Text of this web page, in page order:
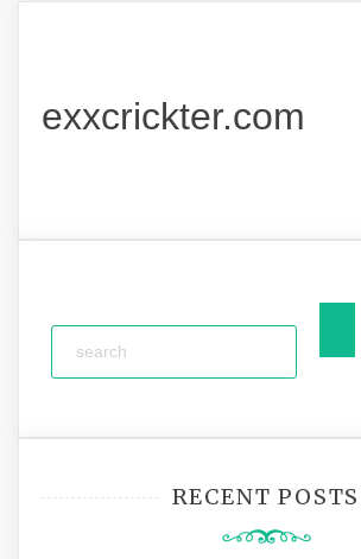
exxcrickter.com
RECENT POSTS